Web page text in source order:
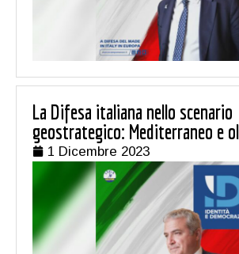
La Difesa italiana nello scenario
geostrategico: Mediterraneo e
1 Dicembre 2023